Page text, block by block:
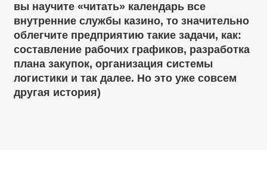
вы научите «читать» календарь все
внутренние службы казино, то значительно
облегчите предприятию такие задачи, как:
составление рабочих графиков, разработка
плана закупок, организация системы
логистики и так далее. Но это уже совсем
другая история)